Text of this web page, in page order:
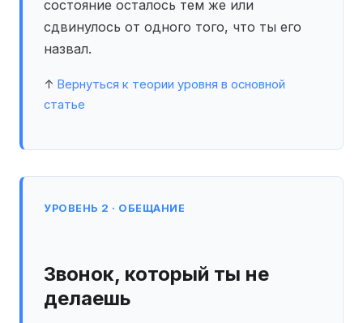
состояние осталось тем же или
сдвинулось от одного того, что ты его
назвал.
↑ Вернуться к теории уровня в основной
статье
УРОВЕНЬ 2 · ОБЕЩАНИЕ
Звонок, который ты не
делаешь